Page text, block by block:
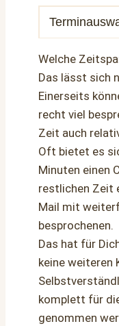
Welche
Das lässt sich
Einerseits
recht viel
Zeit auch
Oft bietet es
Minuten einen
restlichen Zeit
Mail mit
besprochenen.
Das hat für
keine weiteren
komplett für
genommen